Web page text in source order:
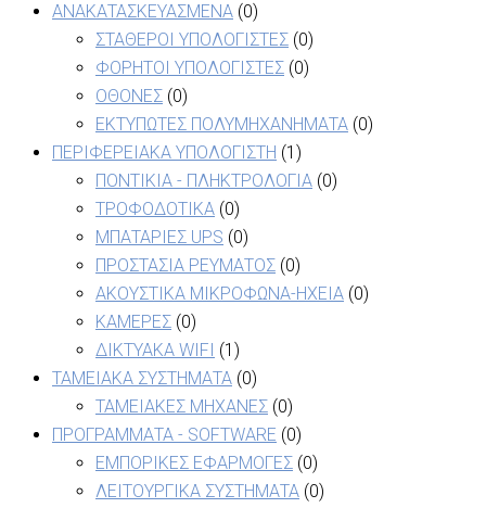
ΑΝΑΚΑΤΑΣΚΕΥΑΣΜΕΝΑ (0)
ΣΤΑΘΕΡΟΙ ΥΠΟΛΟΓΙΣΤΕΣ (0)
ΦΟΡΗΤΟΙ ΥΠΟΛΟΓΙΣΤΕΣ (0)
ΟΘΟΝΕΣ (0)
ΕΚΤΥΠΩΤΕΣ ΠΟΛΥΜΗΧΑΝΗΜΑΤΑ (0)
ΠΕΡΙΦΕΡΕΙΑΚΑ ΥΠΟΛΟΓΙΣΤΗ (1)
ΠΟΝΤΙΚΙΑ - ΠΛΗΚΤΡΟΛΟΓΙΑ (0)
ΤΡΟΦΟΔΟΤΙΚΑ (0)
ΜΠΑΤΑΡΙΕΣ UPS (0)
ΠΡΟΣΤΑΣΙΑ ΡΕΥΜΑΤΟΣ (0)
ΑΚΟΥΣΤΙΚΑ ΜΙΚΡΟΦΩΝΑ-ΗΧΕΙΑ (0)
ΚΑΜΕΡΕΣ (0)
ΔΙΚΤΥΑΚΑ WIFI (1)
ΤΑΜΕΙΑΚΑ ΣΥΣΤΗΜΑΤΑ (0)
ΤΑΜΕΙΑΚΕΣ ΜΗΧΑΝΕΣ (0)
ΠΡΟΓΡΑΜΜΑΤΑ - SOFTWARE (0)
ΕΜΠΟΡΙΚΕΣ ΕΦΑΡΜΟΓΕΣ (0)
ΛΕΙΤΟΥΡΓΙΚΑ ΣΥΣΤΗΜΑΤΑ (0)